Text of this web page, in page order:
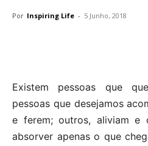
Por Inspiring Life - 5 Junho, 2018
Existem pessoas que
pessoas que desejamos
e ferem; outros, aliviam e
absorver apenas o que